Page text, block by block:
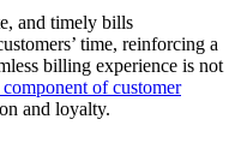
and timely bills
time, reinforcing a
billing experience is not
of customer
and loyalty.